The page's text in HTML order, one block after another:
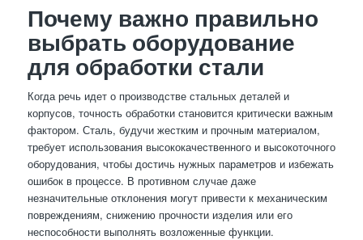
Почему важно правильно
выбрать оборудование
для обработки стали
Когда речь идет о производстве стальных деталей и
корпусов, точность обработки становится критически важным
фактором. Сталь, будучи жестким и прочным материалом,
требует использования высококачественного и высокоточного
оборудования, чтобы достичь нужных параметров и избежать
ошибок в процессе. В противном случае даже
незначительные отклонения могут привести к механическим
повреждениям, снижению прочности изделия или его
неспособности выполнять возложенные функции.